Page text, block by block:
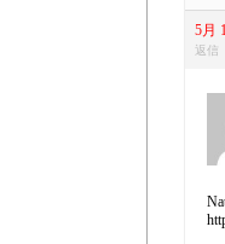
5月
返信